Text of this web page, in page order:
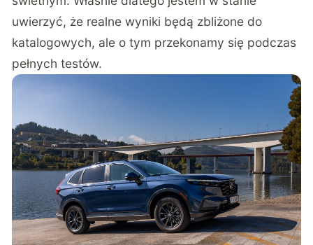
uwierzyć, że realne wyniki będą zbliżone do
katalogowych, ale o tym przekonamy się podczas
pełnych testów.